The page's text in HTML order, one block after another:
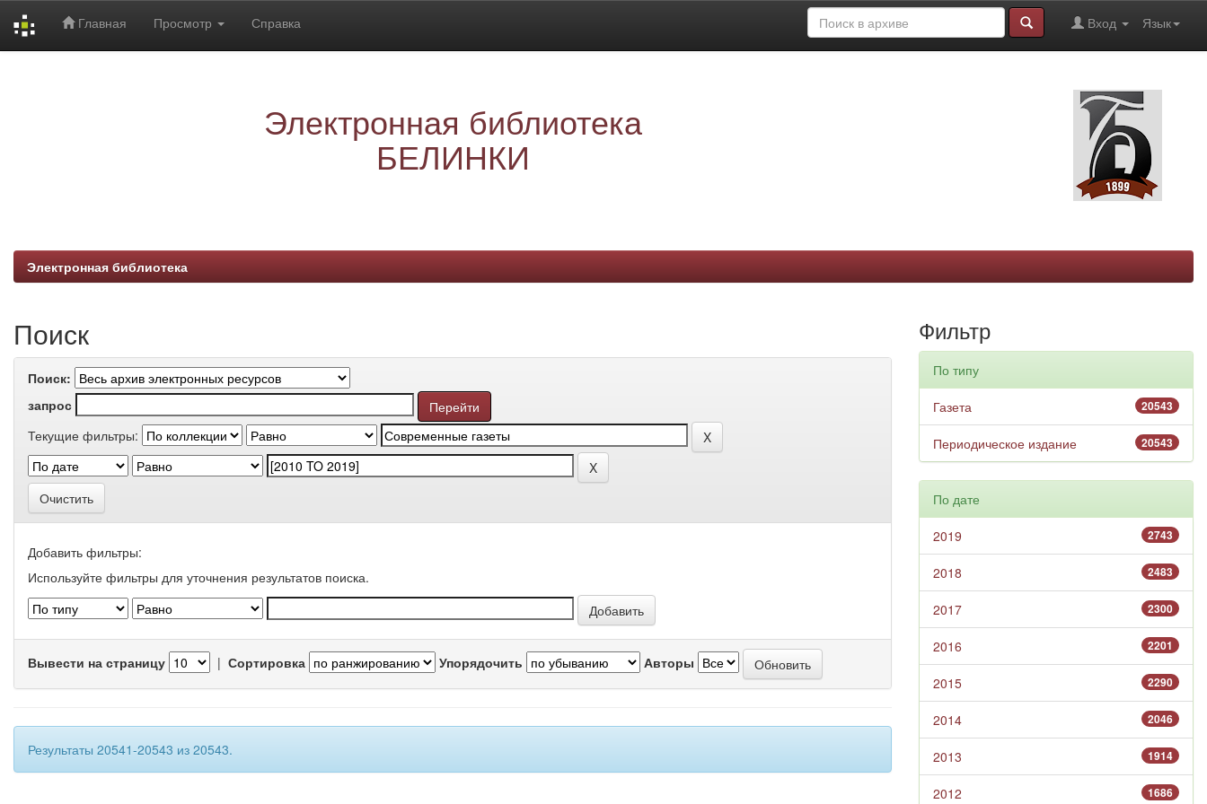
Главная Просмотр Справка Язык
Вход
Электронная библиотека
БЕЛИНКИ
Электронная библиотека
Поиск
Поиск:
запрос
Текущие фильтры:
Очистить
Добавить фильтры:
Используйте фильтры для уточнения результатов поиска.
Вывести на страницу | Сортировка Упорядочить Авторы
Результаты 20541-20543 из 20543.
Фильтр
По типу
20543
Газета
20543
Периодическое издание
По дате
2743
2019
2483
2018
2300
2017
2201
2016
2290
2015
2046
2014
1914
2013
1686
2012